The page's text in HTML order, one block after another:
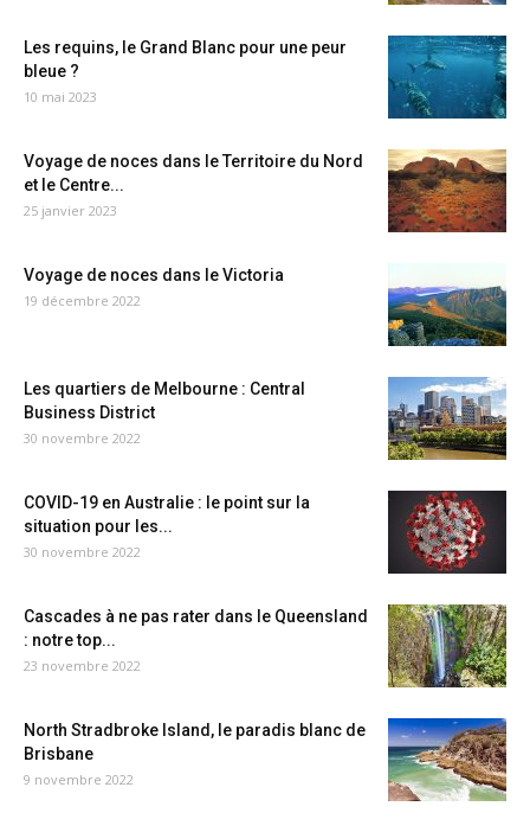
Les requins, le Grand Blanc pour une peur
bleue ?
10 mai 2023
Voyage de noces dans le Territoire du Nord
et le Centre...
25 janvier 2023
Voyage de noces dans le Victoria
19 décembre 2022
Les quartiers de Melbourne : Central
Business District
30 novembre 2022
COVID-19 en Australie : le point sur la
situation pour les...
30 novembre 2022
Cascades à ne pas rater dans le Queensland
: notre top...
23 novembre 2022
North Stradbroke Island, le paradis blanc de
Brisbane
9 novembre 2022